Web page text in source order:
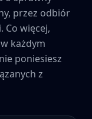
przez odbiór
Co więcej,
każdym
poniesiesz
z